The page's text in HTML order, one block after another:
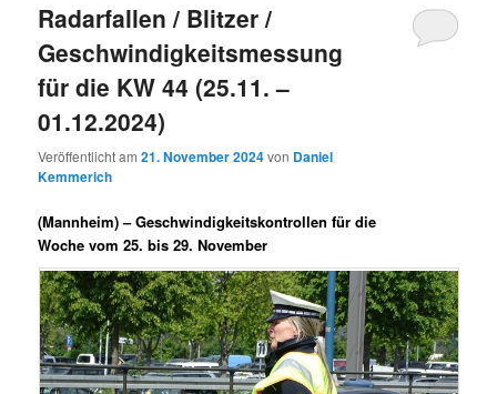
Radarfallen / Blitzer /
Geschwindigkeitsmessung
für die KW 44 (25.11. –
01.12.2024)
Veröffentlicht am21. November 2024von Daniel
Kemmerich
(Mannheim) –Geschwindigkeitskontrollen für die
Woche vom 25. bis 29. November